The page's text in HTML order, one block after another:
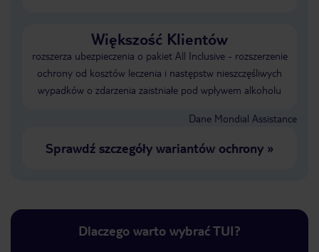
Większość Klientów
rozszerza ubezpieczenia o pakiet All Inclusive - rozszerzenie
ochrony od kosztów leczenia i następstw nieszczęśliwych
wypadków o zdarzenia zaistniałe pod wpływem alkoholu
Dane Mondial Assistance
Sprawdź szczegóły wariantów ochrony»
Dlaczego warto wybrać TUI?